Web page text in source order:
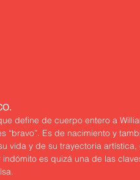
define de cuerpo entero a
“bravo”. Es de nacimiento y
vida y de su trayectoria
es quizá una de las